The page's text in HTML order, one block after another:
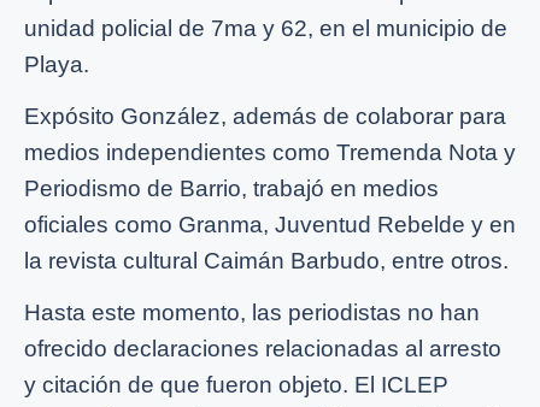
unidad policial de 7ma y 62, en el municipio de
Playa.
Expósito González, además de colaborar para
medios independientes como Tremenda Nota y
Periodismo de Barrio, trabajó en medios
oficiales como Granma, Juventud Rebelde y en
la revista cultural Caimán Barbudo, entre otros.
Hasta este momento, las periodistas no han
ofrecido declaraciones relacionadas al arresto
y citación de que fueron objeto. El ICLEP